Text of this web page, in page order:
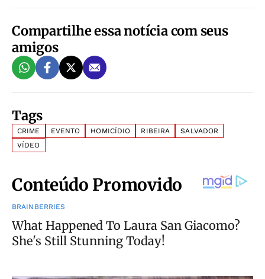
Compartilhe essa notícia com seus
amigos
Tags
CRIME EVENTO HOMICÍDIO RIBEIRA
SALVADOR
VÍDEO